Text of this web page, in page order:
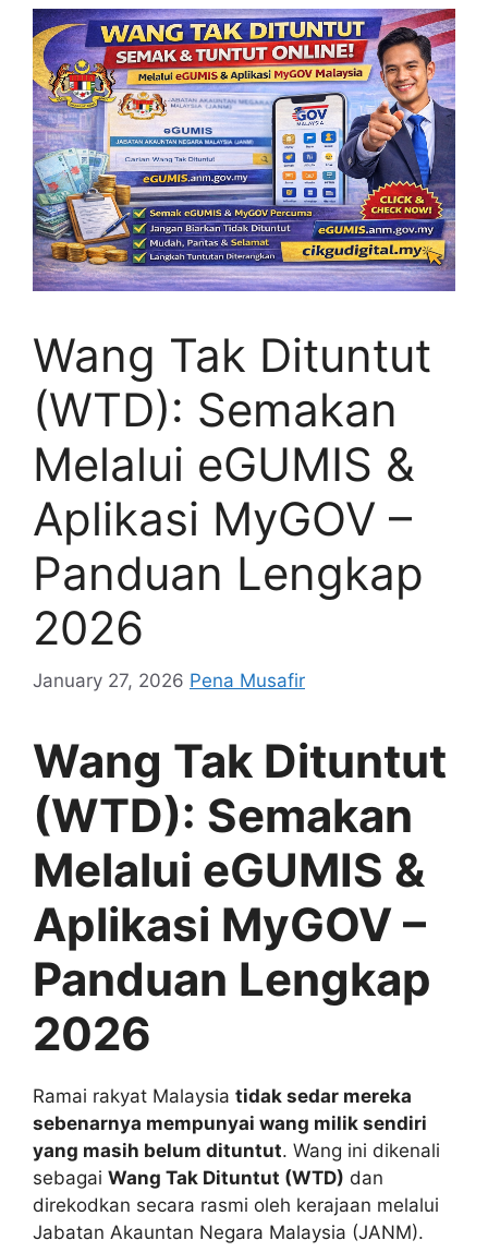
Wang Tak Dituntut
(WTD): Semakan
Melalui eGUMIS &
Aplikasi MyGOV –
Panduan Lengkap
2026
January 27, 2026 Pena Musafir
Wang Tak Dituntut
(WTD): Semakan
Melalui eGUMIS &
Aplikasi MyGOV –
Panduan Lengkap
2026
Ramai rakyat Malaysia tidak sedar mereka
sebenarnya mempunyai wang milik sendiri
yang masih belum dituntut. Wang ini dikenali
sebagai Wang Tak Dituntut (WTD) dan
direkodkan secara rasmi oleh kerajaan melalui
Jabatan Akauntan Negara Malaysia (JANM).